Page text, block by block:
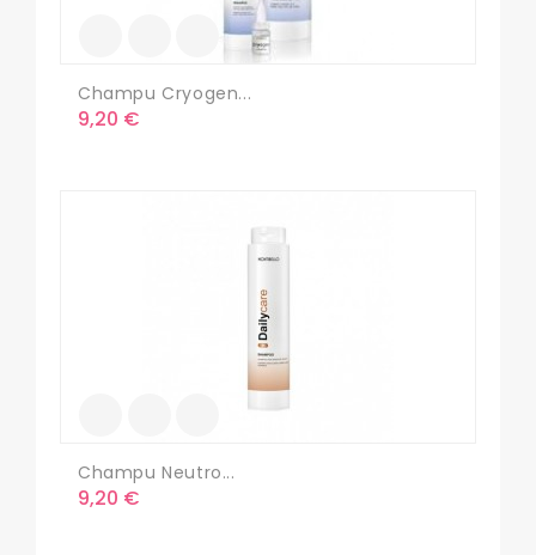
Champu Cryogen...
Precio
9,20 €
Champu Neutro...
Precio
9,20 €